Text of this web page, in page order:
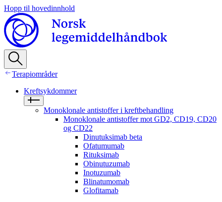
Hopp til hovedinnhold
Terapiområder
Kreftsykdommer
Monoklonale antistoffer i kreftbehandling
Monoklonale antistoffer mot GD2, CD19, CD20
og CD22
Dinutuksimab beta
Ofatumumab
Rituksimab
Obinutuzumab
Inotuzumab
Blinatumomab
Glofitamab